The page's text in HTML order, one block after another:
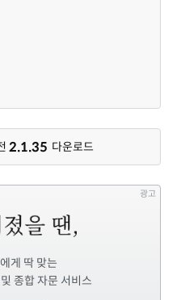
2.1.35 다운로드
광고
게 딱 맞는
종합 자문 서비스